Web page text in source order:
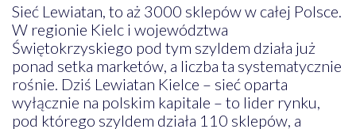
Sieć Lewiatan, to aż 3000 sklepów w całej Polsce.
W regionie Kielc i województwa
Świętokrzyskiego pod tym szyldem działa już
ponad setka marketów, a liczba ta systematycznie
rośnie. Dziś Lewiatan Kielce – sieć oparta
wyłącznie na polskim kapitale – to lider rynku,
pod którego szyldem działa 110 sklepów, a